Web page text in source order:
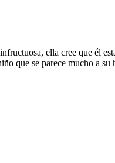
ella cree que él
que se parece mucho a